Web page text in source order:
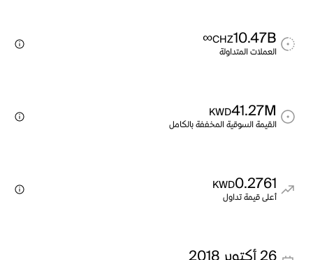
10.47B
CHZ
∞
العملات المتداولة
41.27M
KWD
القيمة السوقية المخففة بالكامل
0.2761
KWD
أعلى قيمة تداول